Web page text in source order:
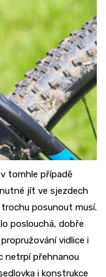
tomhle případě
jít ve sjezdech
posunout musí.
poslouchá, dobře
vidlice i
netrpí přehnanou
i konstrukce